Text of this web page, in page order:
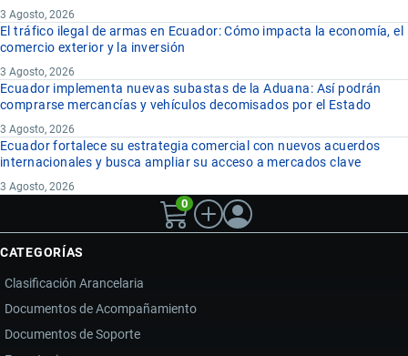
3 Agosto, 2026
El tráfico ilegal de armas en Ecuador: Cómo impacta la economía, el
comercio exterior y la inversión
3 Agosto, 2026
Ecuador implementa nuevas subastas de la Aduana: Así podrán
comprarse mercancías y vehículos decomisados por el Estado
3 Agosto, 2026
Ecuador fortalece su estrategia comercial con nuevos acuerdos
internacionales y busca ampliar su acceso a mercados clave
3 Agosto, 2026
0
CATEGORÍAS
Clasificación Arancelaria
Documentos de Acompañamiento
Documentos de Soporte